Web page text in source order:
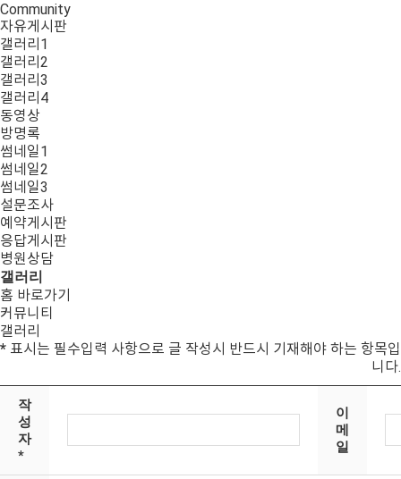
Community
자유게시판
갤러리1
갤러리2
갤러리3
갤러리4
동영상
방명록
썸네일1
썸네일2
썸네일3
설문조사
예약게시판
응답게시판
병원상담
갤러리
홈 바로가기
커뮤니티
갤러리
* 표시는 필수입력 사항으로 글 작성시 반드시 기재해야 하는 항목입
니다.
작
성
자
*
이
메
일